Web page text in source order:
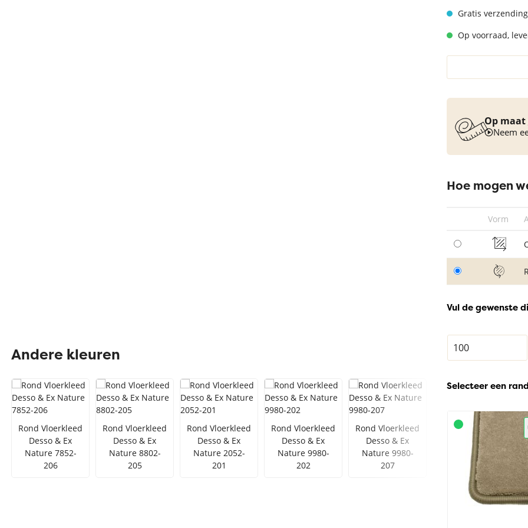
Vloerkleed turquoise
Gratis
Op voorraad,
Op
Neem
Hoe mogen
Vorm
Vul de gewenste
Selecteer een
Andere kleuren
Rond Vloerkleed
Desso & Ex
Nature 7852-
206
Rond Vloerkleed
Desso & Ex
Nature 8802-
205
Rond Vloerkleed
Desso & Ex
Nature 2052-
201
Rond Vloerkleed
Desso & Ex
Nature 9980-
202
Rond Vloerkleed
Desso & Ex
Nature 9980-
207
Rond Vloerkleed
Desso & Ex
Nature 6002-
201